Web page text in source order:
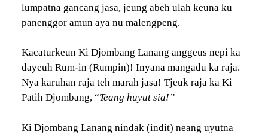
lumpatna gancang jasa, jeung abeh ulah keuna ku
panenggor amun aya nu malengpeng.
Kacaturkeun Ki Djombang Lanang anggeus nepi ka
dayeuh Rum-in (Rumpin)! Inyana mangadu ka raja.
Nya karuhan raja teh marah jasa! Tjeuk raja ka Ki
Patih Djombang, “Teang huyut sia!”
Ki Djombang Lanang nindak (indit) neang uyutna